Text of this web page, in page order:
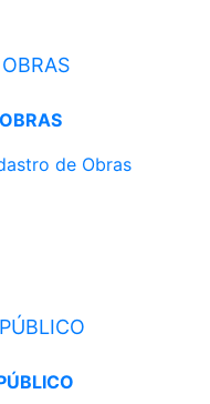
de Obras